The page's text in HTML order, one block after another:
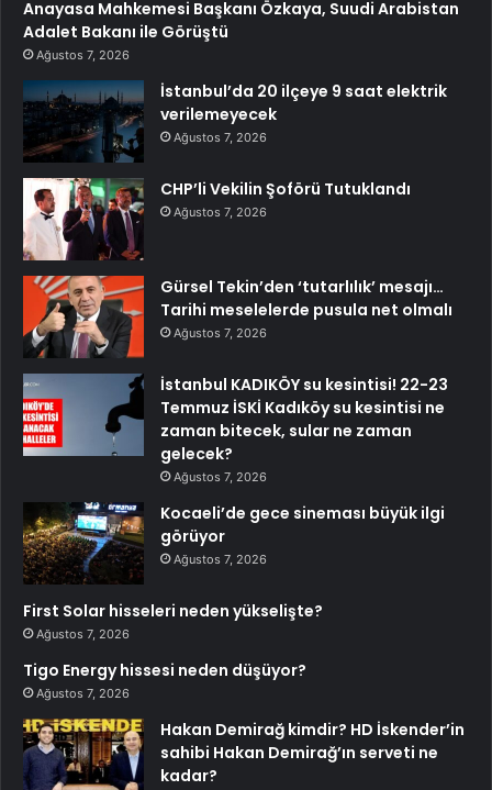
Anayasa Mahkemesi Başkanı Özkaya, Suudi Arabistan
Adalet Bakanı ile Görüştü
Ağustos 7, 2026
İstanbul’da 20 ilçeye 9 saat elektrik
verilemeyecek
Ağustos 7, 2026
CHP’li Vekilin Şoförü Tutuklandı
Ağustos 7, 2026
Gürsel Tekin’den ‘tutarlılık’ mesajı…
Tarihi meselelerde pusula net olmalı
Ağustos 7, 2026
İstanbul KADIKÖY su kesintisi! 22-23
Temmuz İSKİ Kadıköy su kesintisi ne
zaman bitecek, sular ne zaman
gelecek?
Ağustos 7, 2026
Kocaeli’de gece sineması büyük ilgi
görüyor
Ağustos 7, 2026
First Solar hisseleri neden yükselişte?
Ağustos 7, 2026
Tigo Energy hissesi neden düşüyor?
Ağustos 7, 2026
Hakan Demirağ kimdir? HD İskender’in
sahibi Hakan Demirağ’ın serveti ne
kadar?